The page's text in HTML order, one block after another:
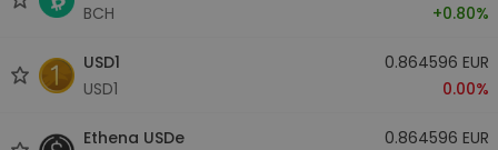
BCH
+0.80%
USD1
USD1
0.864596 EUR
0.00%
Ethena USDe
0.864596 EUR